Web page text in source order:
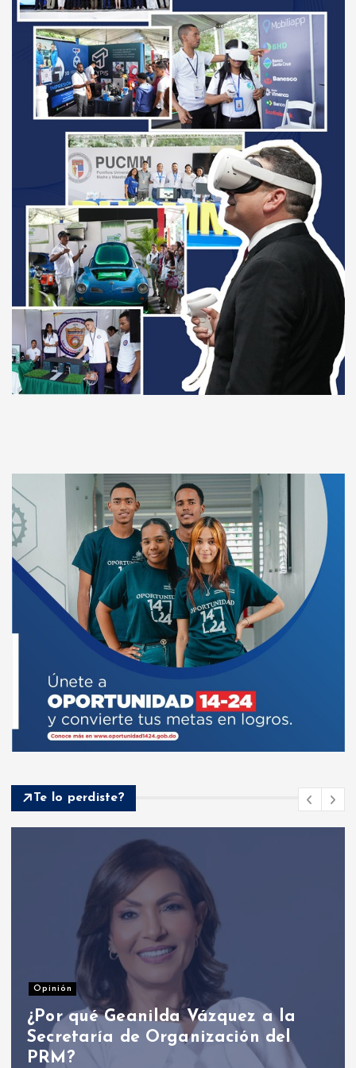
Te lo perdiste?
Vázquez a la
del
Nacionales
Presidente
primer Foro Meta
miras a impulsar
económico